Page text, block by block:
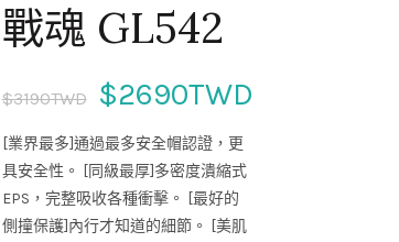
戰魂 GL542
$3190TWD $2690TWD
[業界最多]通過最多安全帽認證，更
具安全性。 [同級最厚]多密度潰縮式
EPS，完整吸收各種衝擊。 [最好的
側撞保護]內行才知道的細節。 [美肌